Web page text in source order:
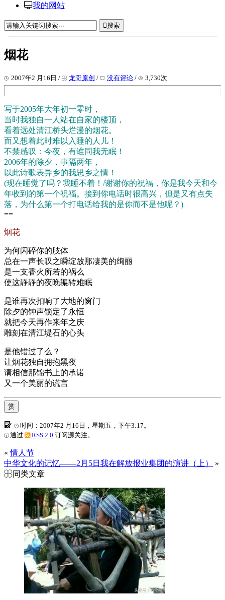
我的网站
搜索
烟花
2007年2 月16日 / 龙哥原创 / 没有评论 / 3,730次
写于2005年大年初一零时，
当时我独自一人站在自家的楼顶，
看着远处清江桥头烂漫的烟花。
而又想着此时难以入睡的人儿！
不禁感叹：今夜，有谁同我无眠！
2006年的除夕，事隔两年，
以此诗歌表异乡的我思乡之情！
(现在睡觉了吗？我睡不着！/谢谢你的祝福，你是我今天和今
年收到的第一个祝福。接到你电话时很高兴，但是又有点失
落，为什么第一个打电话给我的是你而不是他呢？)
==
烟花
为何闪碎你的肢体
总在一声长叹之瞬绽放那凄美的绚丽
是一支香火所若的祸么
使这静静的夜晚辗转难眠
是谁再次扣响了大地的窗门
除夕的钟声锁定了永恒
就把今天再作来年之庆
雕刻在清江堤石的心头
是他错过了么？
让烟花独自拥抱黑夜
请相信那锦书上的承诺
又一个美丽的谎言
赏
时间：2007年2 月16日，星期五，下午3:17。
通过
RSS 2.0 订阅源关注。
«情人节
中华文化的记忆——2月5日我在解放报业集团的演讲（上）
»
同类文章